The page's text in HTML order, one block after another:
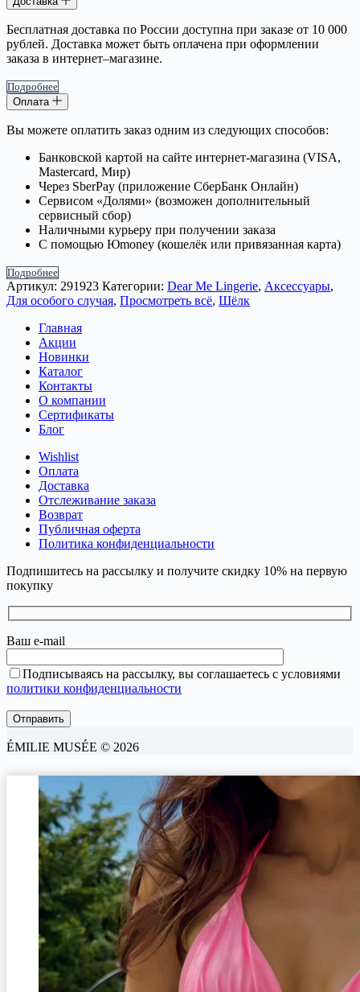
Бесплатная доставка по России доступна при заказе от 10 000
рублей. Доставка может быть оплачена при оформлении
заказа в интернет–магазине.
Подробнее
Оплата
Вы можете оплатить заказ одним из следующих способов:
Банковской картой на сайте интернет-магазина (VISA,
Mastercard, Мир)
Через SberPay (приложение СберБанк Онлайн)
Сервисом «Долями» (возможен дополнительный
сервисный сбор)
Наличными курьеру при получении заказа
С помощью Юmoney (кошелёк или привязанная карта)
Подробнее
Артикул: 291923 Категории: Dear Me Lingerie, Аксессуары,
Для особого случая, Просмотреть всё, Шёлк
Главная
Акции
Новинки
Каталог
Контакты
О компании
Сертификаты
Блог
Wishlist
Оплата
Доставка
Отслеживание заказа
Возврат
Публичная оферта
Политика конфиденциальности
Подпишитесь на рассылку и получите скидку 10% на первую
покупку
Ваш e-mail
Подписываясь на рассылку, вы соглашаетесь с условиями
политики конфиденциальности
ÉMILIE MUSÉE © 2026